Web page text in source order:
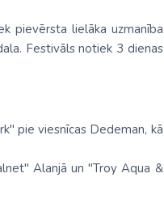
pievērsta lielāka uzmanība
Festivāls notiek 3 dienas
pie viesnīcas Dedeman, kā
Alanjā un "Troy Aqua &